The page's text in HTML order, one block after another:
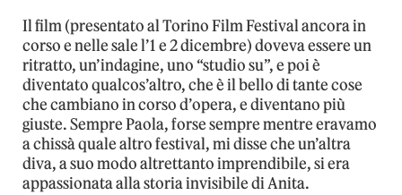
Il film (presentato al Torino Film Festival ancora in
corso e nelle sale l’1 e 2 dicembre) doveva essere un
ritratto, un’indagine, uno “studio su”, e poi è
diventato qualcos’altro, che è il bello di tante cose
che cambiano in corso d’opera, e diventano più
giuste. Sempre Paola, forse sempre mentre eravamo
a chissà quale altro festival, mi disse che un’altra
diva, a suo modo altrettanto imprendibile, si era
appassionata alla storia invisibile di Anita.